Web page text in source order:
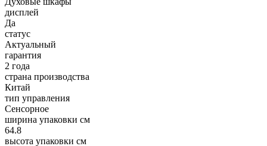
дисплей
Да
статус
Актуальный
гарантия
2 года
страна производства
Китай
тип управления
Сенсорное
ширина упаковки см
64.8
высота упаковки см